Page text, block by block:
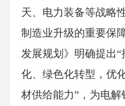
天、电力装备等战略
制造业升级的重要保
发展规划》明确提出
化、绿色化转型，优
材供给能力”，为电